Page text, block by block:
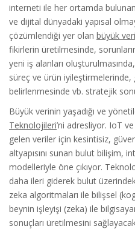
interneti ile her ortamda
ve dijital dünyadaki yapısal
çözümlendiği yer olan büyük veri
fikirlerin üretilmesinde,
yeni iş alanları
süreç ve ürün
belirlenmesinde vb. stratejik
Büyük verinin yaşadığı ve
Teknolojileri’ni adresliyor. IoT
gelen veriler için kesintisiz,
altyapısını sunan bulut bilişim,
modelleriyle öne çıkıyor.
daha ileri giderek bulut
zeka algoritmaları ile bilişsel
beynin işleyişi (zeka) ile
sonuçları üretilmesini